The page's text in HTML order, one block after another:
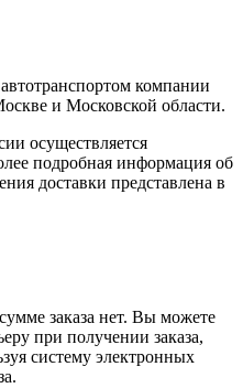
компании
и Московской области.
осуществляется
подробная информация об
доставки представлена в
заказа нет. Вы можете
при получении заказа,
систему электронных